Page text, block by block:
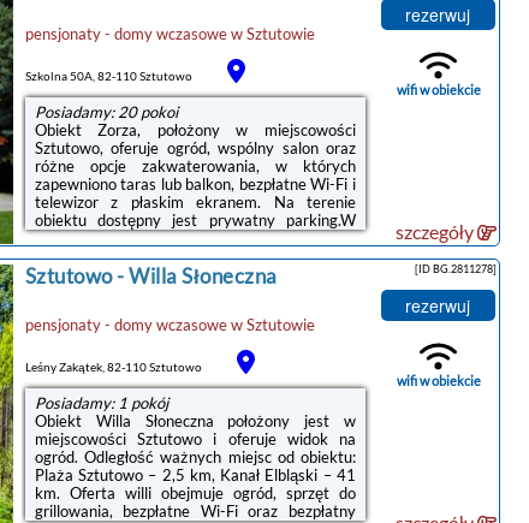
zakwaterowania w obiekcie zapewniono szafę,
telewizor z płaskim ekranem i prywatną
łazienkę. W każdym pokoju znajduje ...
pensjonaty - domy wczasowewSztutowie
Szkolna 50A, 82-110 Sztutowo
Posiadamy: 20 pokoi
Obiekt Zorza, położony w miejscowości
Sztutowo, oferuje ogród, wspólny salon oraz
różne opcje zakwaterowania, w których
zapewniono taras lub balkon, bezpłatne Wi-Fi i
telewizor z płaskim ekranem. Na terenie
obiektu dostępny jest prywatny parking.W
niektórych opcjach zakwaterowania
zapewniono także aneks kuchenny z
mikrofalówką i płytą kuchenną.W obiekcie
zabaw i sprzęt do grillowania, a w okolicy
panują doskonałe warunki do uprawiania jazdy
na rowerze.Odległość ważnych miejsc od
obiektu: ...
rezerwuj
wifi w obiekcie
szczegóły
Sztutowo-Willa Słoneczna
pensjonaty - domy wczasowewSztutowie
Leśny Zakątek, 82-110 Sztutowo
Posiadamy: 1 pokój
Obiekt Willa Słoneczna położony jest w
miejscowości Sztutowo i oferuje widok na
ogród. Odległość ważnych miejsc od obiektu:
Plaża Sztutowo – 2,5 km, Kanał Elbląski – 41
km. Oferta willi obejmuje ogród, sprzęt do
grillowania, bezpłatne Wi-Fi oraz bezpłatny
[ID BG.2811278]
rezerwuj
wifi w obiekcie